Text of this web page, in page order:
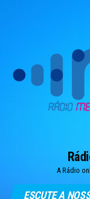
A Rádio
ESCUTE A